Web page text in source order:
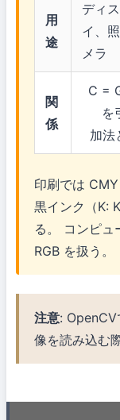
用
途
ディ
イ、
メラ
関
係
C =
を
加法
印刷では
黒インク（K:
る。 コンピュ
RGB を扱う。
注意: OpenCV
像を読み込む